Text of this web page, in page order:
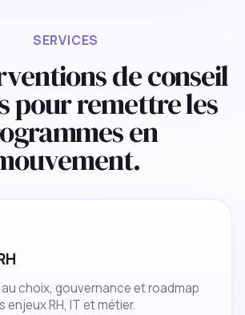
SERVICES
de conseil
pour remettre les
en
choix, gouvernance et roadmap
enjeux RH, IT et métier.